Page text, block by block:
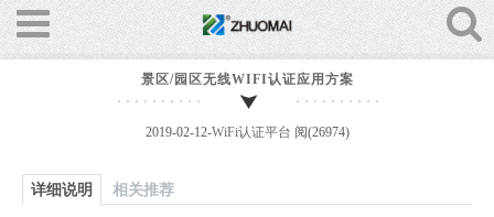
景区/园区无线WIFI认证应用方案
2019-02-12-WiFi认证平台 阅(26974)
详细说明 相关推荐